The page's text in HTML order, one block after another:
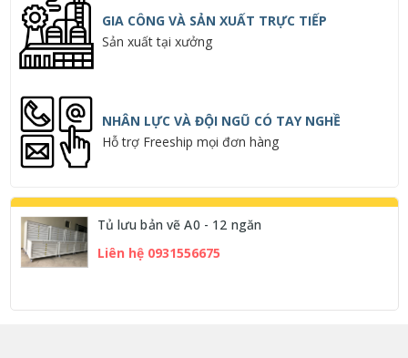
GIA CÔNG VÀ SẢN XUẤT TRỰC TIẾP
Sản xuất tại xưởng
NHÂN LỰC VÀ ĐỘI NGŨ CÓ TAY NGHỀ
Hỗ trợ Freeship mọi đơn hàng
Tủ lưu bản vẽ A0 - 12 ngăn
Liên hệ 0931556675